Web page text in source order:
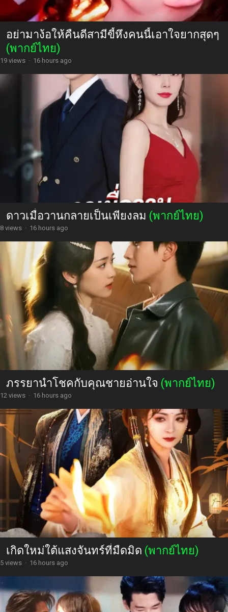
อย่ามาง้อให้คืนดีสามีขี้หึงคนนี้เอาใจยากสุดๆ
(พากย์ไทย)
19 views · 16 hours ago
ดาวเมื่อวานกลายเป็นเพียงลม (พากย์ไทย)
8 views · 16 hours ago
ภรรยานำโชคกับคุณชายอ่านใจ (พากย์ไทย)
12 views · 16 hours ago
เกิดใหม่ใต้แสงจันทร์ที่มืดมิด (พากย์ไทย)
5 views · 16 hours ago